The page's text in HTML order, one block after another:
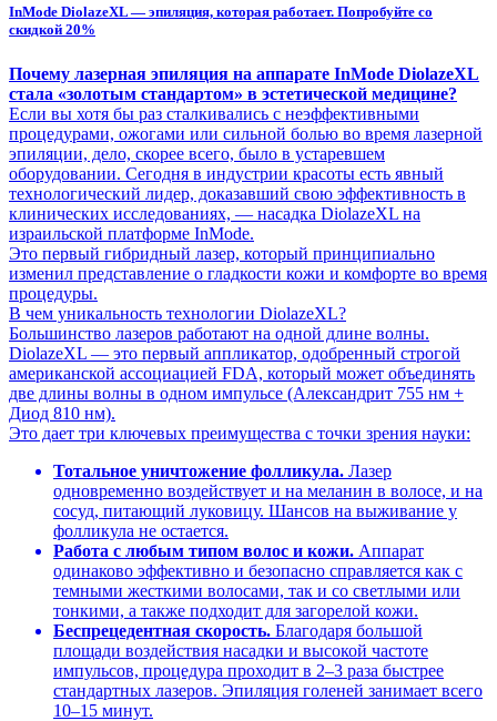
InMode DiolazeXL — эпиляция, которая работает. Попробуйте со
скидкой 20%
Почему лазерная эпиляция на аппарате InMode DiolazeXL
стала «золотым стандартом» в эстетической медицине?
Если вы хотя бы раз сталкивались с неэффективными
процедурами, ожогами или сильной болью во время лазерной
эпиляции, дело, скорее всего, было в устаревшем
оборудовании. Сегодня в индустрии красоты есть явный
технологический лидер, доказавший свою эффективность в
клинических исследованиях, — насадка DiolazeXL на
израильской платформе InMode.
Это первый гибридный лазер, который принципиально
изменил представление о гладкости кожи и комфорте во время
процедуры.
В чем уникальность технологии DiolazeXL?
Большинство лазеров работают на одной длине волны.
DiolazeXL — это первый аппликатор, одобренный строгой
американской ассоциацией FDA, который может объединять
две длины волны в одном импульсе (Александрит 755 нм +
Диод 810 нм).
Это дает три ключевых преимущества с точки зрения науки:
Тотальное уничтожение фолликула. Лазер
одновременно воздействует и на меланин в волосе, и на
сосуд, питающий луковицу. Шансов на выживание у
фолликула не остается.
Работа с любым типом волос и кожи. Аппарат
одинаково эффективно и безопасно справляется как с
темными жесткими волосами, так и со светлыми или
тонкими, а также подходит для загорелой кожи.
Беспрецедентная скорость. Благодаря большой
площади воздействия насадки и высокой частоте
импульсов, процедура проходит в 2–3 раза быстрее
стандартных лазеров. Эпиляция голеней занимает всего
10–15 минут.